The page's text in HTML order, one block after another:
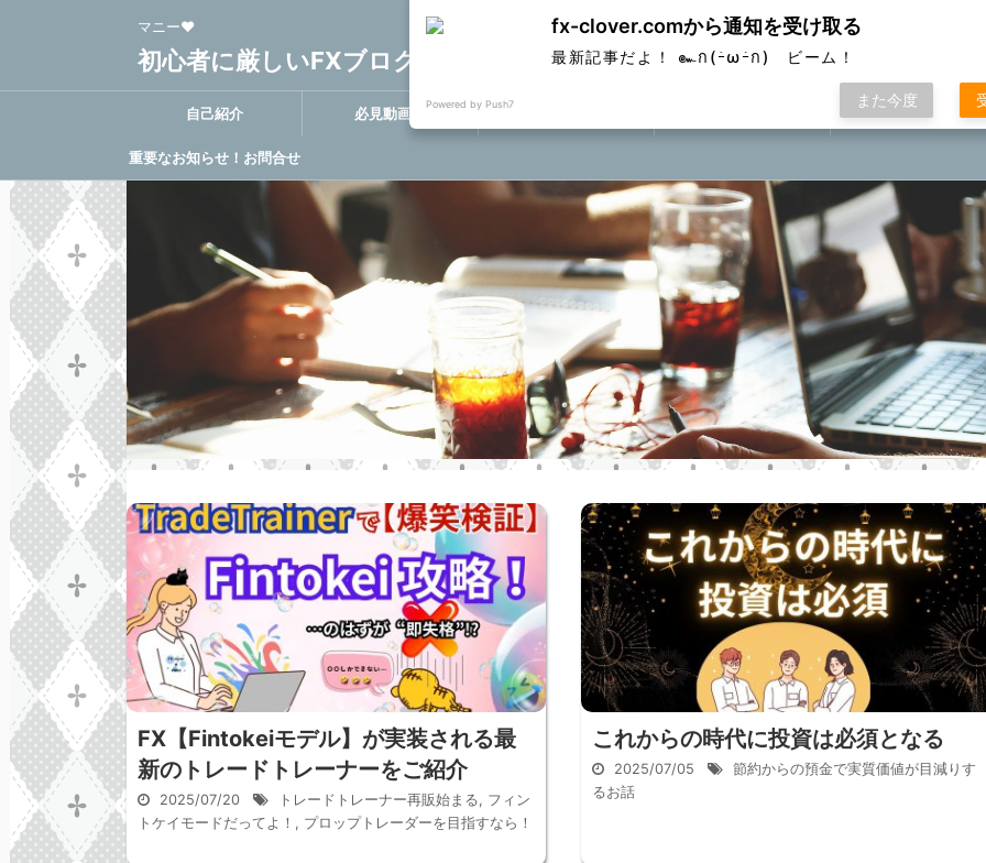
マニー❤
初心者に厳しいFXブログ FX-Clover
自己紹介 必見動画集 FXポコニカルマスタ
重要なお知らせ！お問合せ
FX【Fintokeiモデル】が実装される最
新のトレードトレーナーをご紹介
2025/07/20 トレードトレーナー再販始まる, フィン
トケイモードだってよ！ , プロップトレーダーを目指すなら！
これからの時代に投資は必須となる
2025/07/05
節約からの預金で実質価値が目減りす
るお話
fx-clover.comから通知を受け取る
最新記事だよ！ ๛ก(ｰ̀ωｰ́ก) ビーム！
Powered by Push7 また今度